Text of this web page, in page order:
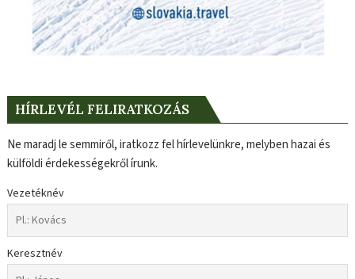
HÍRLEVÉL FELIRATKOZÁS
Ne maradj le semmiről, iratkozz fel hírlevelünkre, melyben hazai és
külföldi érdekességekről írunk.
Vezetéknév
Keresztnév